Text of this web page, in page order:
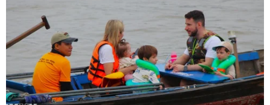
Nhân viên y tế tiêm vaccine ngừa COVID-19 tại Ankara (Thổ Nhĩ
Kỳ). (Ảnh: THX/TTXVN)
Lo ngại sự xuất hiện của biến thể Delta có thể
đảo ngược thành quả phòng, chống đại dịch